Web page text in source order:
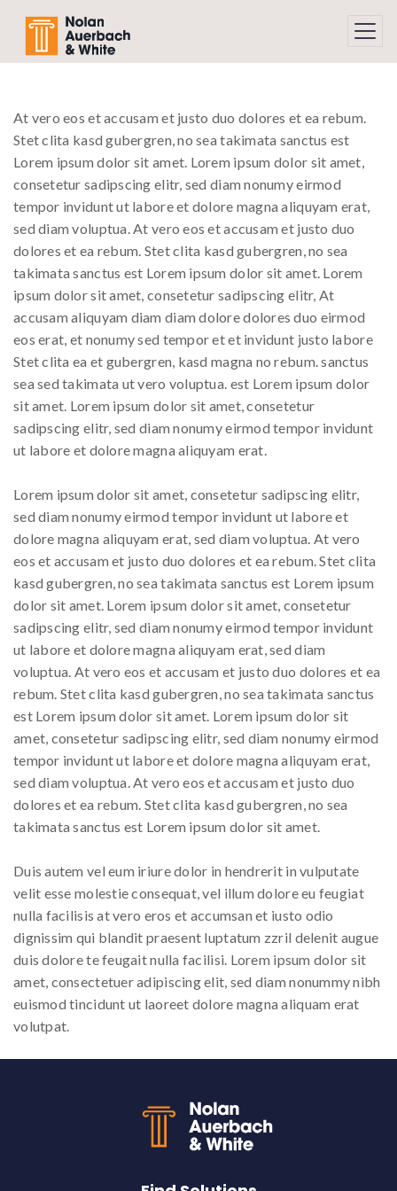
At vero eos et accusam et justo duo dolores et ea rebum.
Stet clita kasd gubergren, no sea takimata sanctus est
Lorem ipsum dolor sit amet. Lorem ipsum dolor sit amet,
consetetur sadipscing elitr, sed diam nonumy eirmod
tempor invidunt ut labore et dolore magna aliquyam erat,
sed diam voluptua. At vero eos et accusam et justo duo
dolores et ea rebum. Stet clita kasd gubergren, no sea
takimata sanctus est Lorem ipsum dolor sit amet. Lorem
ipsum dolor sit amet, consetetur sadipscing elitr, At
accusam aliquyam diam diam dolore dolores duo eirmod
eos erat, et nonumy sed tempor et et invidunt justo labore
Stet clita ea et gubergren, kasd magna no rebum. sanctus
sea sed takimata ut vero voluptua. est Lorem ipsum dolor
sit amet. Lorem ipsum dolor sit amet, consetetur
sadipscing elitr, sed diam nonumy eirmod tempor invidunt
ut labore et dolore magna aliquyam erat.
Lorem ipsum dolor sit amet, consetetur sadipscing elitr,
sed diam nonumy eirmod tempor invidunt ut labore et
dolore magna aliquyam erat, sed diam voluptua. At vero
eos et accusam et justo duo dolores et ea rebum. Stet clita
kasd gubergren, no sea takimata sanctus est Lorem ipsum
dolor sit amet. Lorem ipsum dolor sit amet, consetetur
sadipscing elitr, sed diam nonumy eirmod tempor invidunt
ut labore et dolore magna aliquyam erat, sed diam
voluptua. At vero eos et accusam et justo duo dolores et ea
rebum. Stet clita kasd gubergren, no sea takimata sanctus
est Lorem ipsum dolor sit amet. Lorem ipsum dolor sit
amet, consetetur sadipscing elitr, sed diam nonumy eirmod
tempor invidunt ut labore et dolore magna aliquyam erat,
sed diam voluptua. At vero eos et accusam et justo duo
dolores et ea rebum. Stet clita kasd gubergren, no sea
takimata sanctus est Lorem ipsum dolor sit amet.
Duis autem vel eum iriure dolor in hendrerit in vulputate
velit esse molestie consequat, vel illum dolore eu feugiat
nulla facilisis at vero eros et accumsan et iusto odio
dignissim qui blandit praesent luptatum zzril delenit augue
duis dolore te feugait nulla facilisi. Lorem ipsum dolor sit
amet, consectetuer adipiscing elit, sed diam nonummy nibh
euismod tincidunt ut laoreet dolore magna aliquam erat
volutpat.